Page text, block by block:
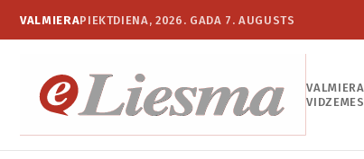
VALMIERAPIEKTDIENA, 2026. GADA 7. AUGUSTS